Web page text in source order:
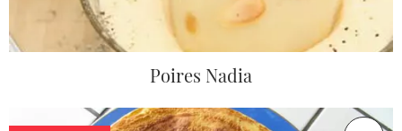
Poires Nadia